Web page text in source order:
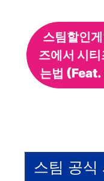
스팀할인
즈에서 시
는법 (Feat.
스팀 공식